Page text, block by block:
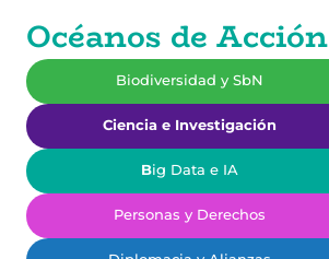
Océanos de Acción
Biodiversidad y SbN
Ciencia e Investigación
Big Data e IA
Personas y Derechos